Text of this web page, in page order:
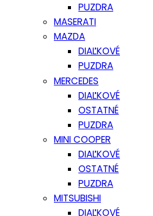
PUZDRA
MASERATI
MAZDA
DIAĽKOVÉ
PUZDRA
MERCEDES
DIAĽKOVÉ
OSTATNÉ
PUZDRA
MINI COOPER
DIAĽKOVÉ
OSTATNÉ
PUZDRA
MITSUBISHI
DIAĽKOVÉ